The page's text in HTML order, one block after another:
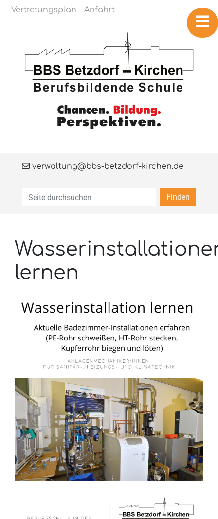
Navigation überspringen
Vertretungsplan Anfahrt
verwaltung@bbs-betzdorf-kirchen.de
Finden
lernen